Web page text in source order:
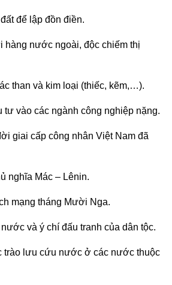
để lập đồn điền.
hàng nước ngoài, độc chiếm thị
than và kim loại (thiếc, kẽm,…).
tư vào các ngành công nghiệp nặng.
giai cấp công nhân Việt Nam đã
nghĩa Mác – Lênin.
mạng tháng Mười Nga.
và ý chí đấu tranh của dân tộc.
trào lưu cứu nước ở các nước thuộc